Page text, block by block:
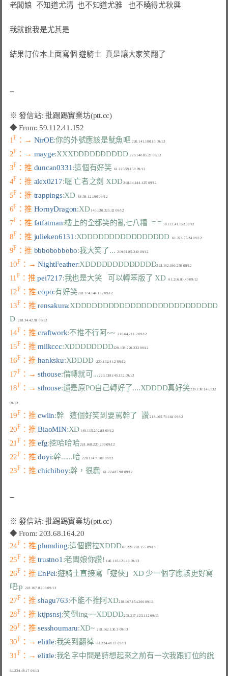
老闆娘  不知道尤清  也不知道尤雅   也不曉得尤秋興
我就說我是尤其是
結果訂位本上面寫個 遊騎士  真是讓大家笑翻了
1F ：→ NirOE:你的外號應該是魷魚吧
2F ：→ mayge:XXXDDDDDDDDDD
3F ：推 duncan0331:這個有好笑
4F ：推 alex0217:喔 亡者之劍 XDD
5F ：推 trappings:XD
6F ：推 HornyDragon:XD
7F ：推 fatfatman:樓上的全都笑的亂七八糟  = =
8F ：推 julieken6131 :XDDDDDDDDDDDDDDDD
9F ：推 bbbobobbobo:我大笑了...
10F ：→ NightFeather:XDDDDDDDDDDDDD
11F ：推 pei7217:我也是大笑   可以轉笨版了 XD
12F ：推 copo:有好笑
13F ：推 rensakura:XDDDDDDDDDDDDDDDDDDDDDDDDDD
D
14F ：推 craftwork:不推不行阿~~
15F ：推 milkccc:XDDDDDDDD
16F ：推 hanksku:XDDDD
17F ：→ sthouse:借轉就可...
18F ：→ sthouse:還是原PO自己轉好了....XDDDD真好笑220.138.145.132
19F ：推 cwlin:幹   這個好笑到要罵幹了  讚
20F ：推 BiaoMIN:XD
21F ：推 efg:挖哈哈哈
22F ：推 doyi:幹......哈
23F ：推 chichiboy:幹，很蠢
24F ：推 plumding:這個讚拉XDDD
25F ：推 trustno1 :老闆娘你讚! 140.116.121.49 09/13
26F ：推 EnPei:遊騎士直接寫「遊俠」XD 少一個字應該更好寫
吧:p
  218.167.8.209 09/13
27F ：推 shagu763:不能不推阿XD
28F ：推 ktjpsnsj:笑倒ing~~XDDDD
29F ：推 sesshoumaru:XD~
  218.162.130.3 09/13
30F ：→ elittle:我笑到翻掉
   61.224.48.17 09/13
31F ：→ elittle:我名字中間是詩想起來之前有一次我跟訂位的說
61.224.48.17 09/13